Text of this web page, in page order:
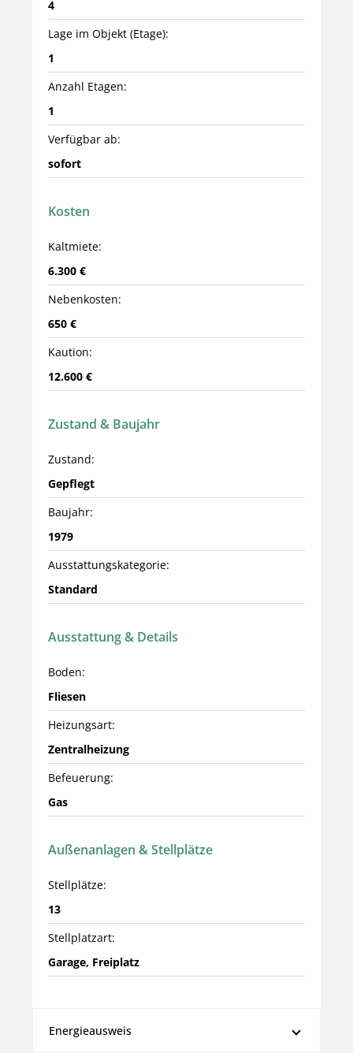
4
Lage im Objekt (Etage):
1
Anzahl Etagen:
1
Verfügbar ab:
sofort
Kosten
Kaltmiete:
6.300 €
Nebenkosten:
650 €
Kaution:
12.600 €
Zustand & Baujahr
Zustand:
Gepflegt
Baujahr:
1979
Ausstattungskategorie:
Standard
Ausstattung & Details
Boden:
Fliesen
Heizungsart:
Zentralheizung
Befeuerung:
Gas
Außenanlagen & Stellplätze
Stellplätze:
13
Stellplatzart:
Garage, Freiplatz
Energieausweis